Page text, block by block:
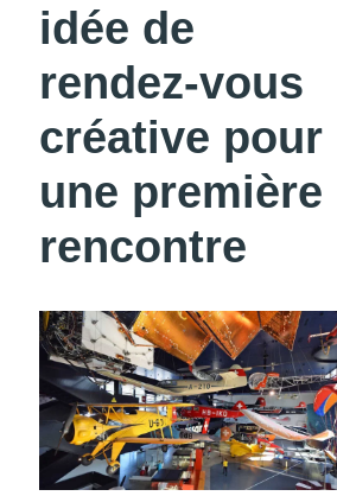
idée de
rendez-vous
créative pour
une première
rencontre